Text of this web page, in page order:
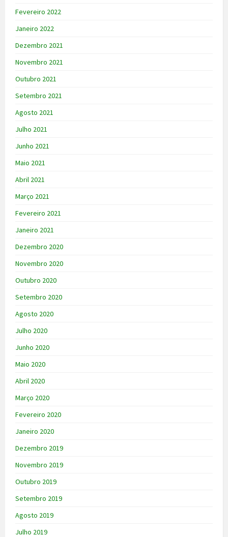
Fevereiro 2022
Janeiro 2022
Dezembro 2021
Novembro 2021
Outubro 2021
Setembro 2021
Agosto 2021
Julho 2021
Junho 2021
Maio 2021
Abril 2021
Março 2021
Fevereiro 2021
Janeiro 2021
Dezembro 2020
Novembro 2020
Outubro 2020
Setembro 2020
Agosto 2020
Julho 2020
Junho 2020
Maio 2020
Abril 2020
Março 2020
Fevereiro 2020
Janeiro 2020
Dezembro 2019
Novembro 2019
Outubro 2019
Setembro 2019
Agosto 2019
Julho 2019